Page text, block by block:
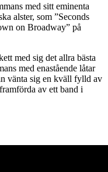
med sitt eminenta
alster, som ”Seconds
on Broadway” på
med sig det allra bästa
med enastående låtar
vänta sig en kväll fylld av
av ett band i